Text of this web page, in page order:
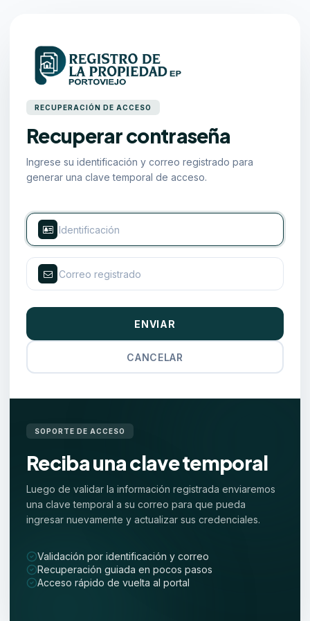
RECUPERACIÓN DE ACCESO
Recuperar contraseña
Ingrese su identificación y correo registrado para
generar una clave temporal de acceso.
ENVIAR
CANCELAR
SOPORTE DE ACCESO
Reciba una clave temporal
Luego de validar la información registrada enviaremos
una clave temporal a su correo para que pueda
ingresar nuevamente y actualizar sus credenciales.
Validación por identificación y correo
Recuperación guiada en pocos pasos
Acceso rápido de vuelta al portal